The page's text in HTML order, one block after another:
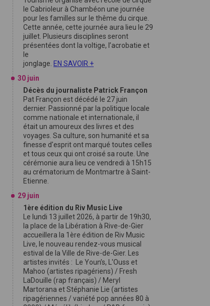
le Cabrioleur à Chambéon une journée
pour les familles sur le thême du cirque.
Cette année, cette journée aura lieu le 29
juillet. Plusieurs disciplines seront
présentées dont la voltige, l’acrobatie et
le
jonglage. EN SAVOIR +
30 juin
Décès du journaliste Patrick Françon
Pat Françon est décédé le 27 juin
dernier. Passionné par la politique locale
comme nationale et internationale, il
était un amoureux des livres et des
voyages. Sa culture, son humanité et sa
finesse d'esprit ont marqué toutes celles
et tous ceux qui ont croisé sa route. Une
cérémonie aura lieu ce vendredi à 15h15
au crématorium de Montmartre à Saint-
Etienne.
29 juin
1ère édition du Riv Music Live
Le lundi 13 juillet 2026, à partir de 19h30,
la place de la Libération à Rive-de-Gier
accueillera la 1ère édition de Riv Music
Live, le nouveau rendez-vous musical
estival de la Ville de Rive-de-Gier. Les
artistes invités : Le Youn’s, L'Ouss et
Mahoo (artistes ripagériens) / Fresh
LaDouille (rap français) / Meryl
Martorana et Stéphanie Lie (artistes
ripagériennes / variété pop années 80 à